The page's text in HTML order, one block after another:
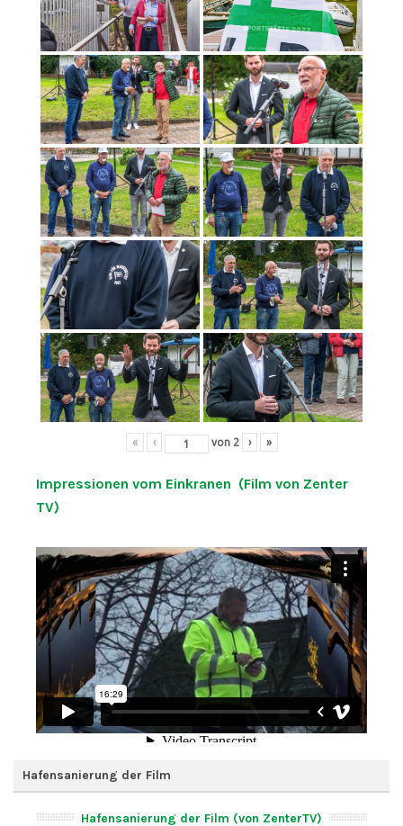
« ‹ von 2 › »
Impressionen vom Einkranen (Film von Zenter
TV)
Hafensanierung der Film
Hafensanierung der Film (von ZenterTV)